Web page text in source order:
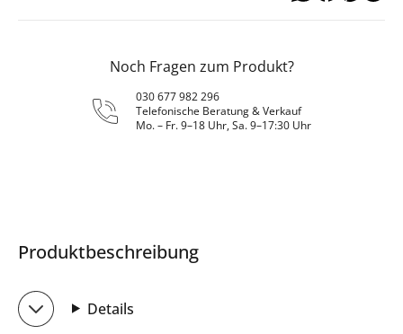
Noch Fragen zum Produkt?
030 677 982 296
Telefonische Beratung & Verkauf
Mo. – Fr. 9–18 Uhr, Sa. 9–17:30 Uhr
Produktbeschreibung
Details